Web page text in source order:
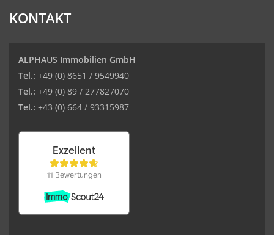
KONTAKT
ALPHAUS Immobilien GmbH
Tel.: +49 (0) 8651 / 9549940
Tel.: +49 (0) 89 / 277827070
Tel.: +43 (0) 664 / 93315987